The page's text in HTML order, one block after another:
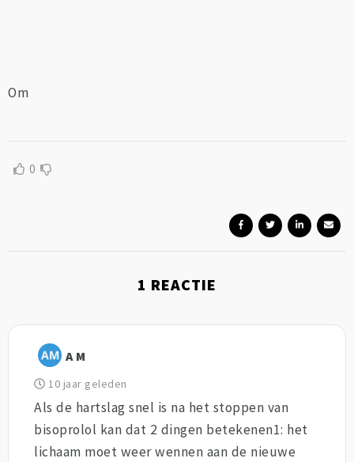
Om
0
1 REACTIE
A M
10 jaar geleden
Als de hartslag snel is na het stoppen van
bisoprolol kan dat 2 dingen betekenen1: het
lichaam moet weer wennen aan de nieuwe